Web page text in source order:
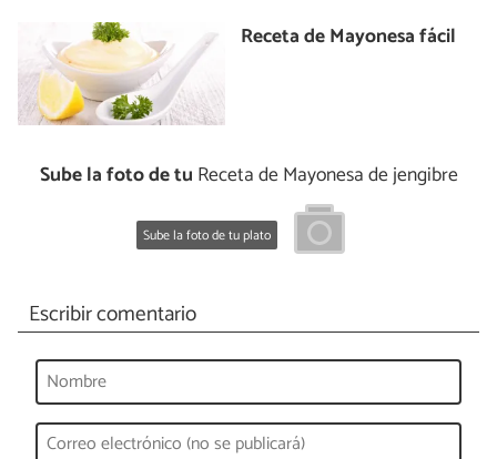
Receta de Mayonesa fácil
Sube la foto de tu Receta de Mayonesa de jengibre
Sube la foto de tu plato
Escribir comentario